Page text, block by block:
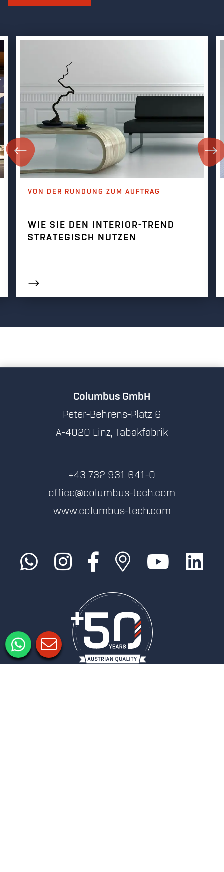
VON DER RUNDUNG ZUM AUFTRAG
WIE SIE DEN INTERIOR-TREND
STRATEGISCH NUTZEN
Columbus GmbH
Peter-Behrens-Platz 6
A-4020 Linz, Tabakfabrik
+43 732 931 641-0
office@columbus-tech.com
www.columbus-tech.com